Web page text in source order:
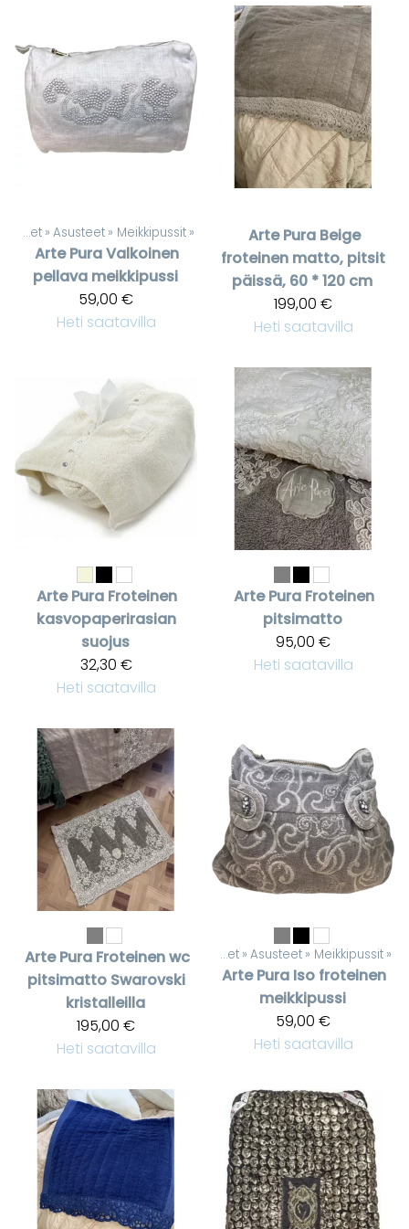
Tuotteet ‪» Asusteet ‪» Meikkipussit ‪»
Arte PuraValkoinen
pellava meikkipussi
59,00 €
Heti saatavilla
Arte Pura Beige
froteinen matto, pitsit
päissä, 60 * 120 cm
199,00 €
Heti saatavilla
Arte Pura Froteinen
kasvopaperirasian
suojus
32,30 €
Heti saatavilla
Arte Pura Froteinen
pitsimatto
95,00 €
Heti saatavilla
Arte Pura Froteinen wc
pitsimatto Swarovski
kristalleilla
195,00 €
Heti saatavilla
Tuotteet ‪» Asusteet ‪» Meikkipussit ‪»
Arte Pura Iso froteinen
meikkipussi
59,00 €
Heti saatavilla